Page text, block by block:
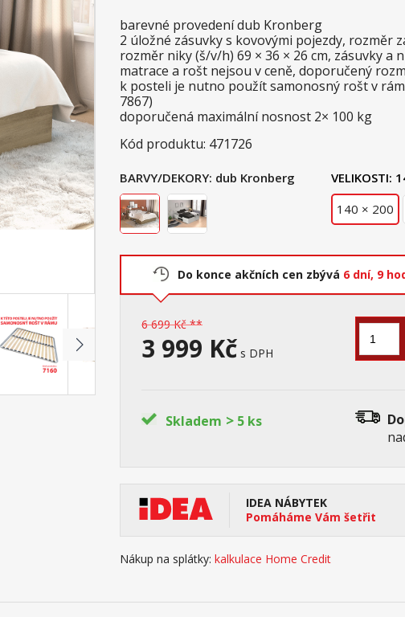
barevné provedení dub Kronberg
2 úložné zásuvky s kovovými pojezdy, rozměr
rozměr niky (š/v/h) 69 × 36 × 26 cm, zásuvky a
matrace a rošt nejsou v ceně, doporučený
k posteli je nutno použít samonosný rošt v
7867)
doporučená maximální nosnost 2× 100 kg
Kód produktu: 471726
BARVY/DEKORY: dub Kronberg VELIKOSTI:
140 × 200
Do konce akčních cen zbývá 6 dní, 9
6 699 Kč **
3 999 Kč s DPH
Skladem > 5 ks
IDEA NÁBYTEK
Pomáháme Vám šetřit
Nákup na splátky: kalkulace Home Credit